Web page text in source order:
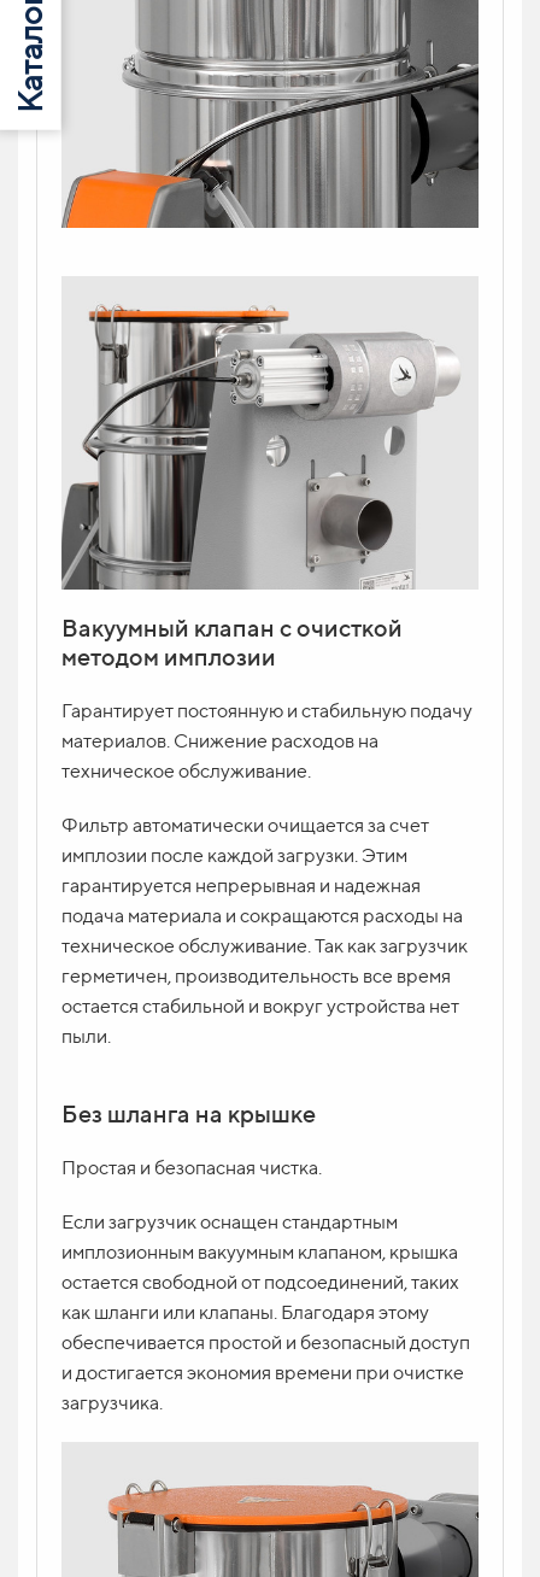
Вакуумный клапан с очисткой
методом имплозии
Гарантирует постоянную и стабильную подачу
материалов. Снижение расходов на
техническое обслуживание.
Фильтр автоматически очищается за счет
имплозии после каждой загрузки. Этим
гарантируется непрерывная и надежная
подача материала и сокращаются расходы на
техническое обслуживание. Так как загрузчик
герметичен, производительность все время
остается стабильной и вокруг устройства нет
пыли.
Без шланга на крышке
Простая и безопасная чистка.
Если загрузчик оснащен стандартным
имплозионным вакуумным клапаном, крышка
остается свободной от подсоединений, таких
как шланги или клапаны. Благодаря этому
обеспечивается простой и безопасный доступ
и достигается экономия времени при очистке
загрузчика.